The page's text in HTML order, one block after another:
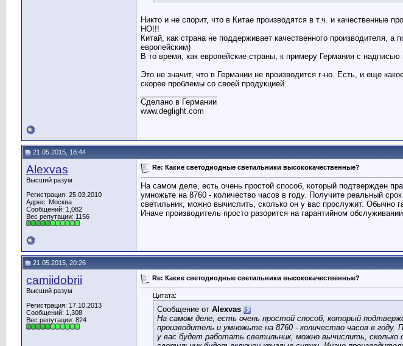
Никто и не спорит, что в Китае производятся в т.ч. и качественные
НО!!!
Китай, как страна не поддерживает качественного производителя, а
европейским)
В то время, как европейские страны, к примеру Германия с
Это не значит, что в Германии не производится г-но. Есть, и еще
скорее проблемы со своей продукцией.
Сделано в Германии
www.deglight.com
21.05.2015, 18:44
Alexvas
Высший разум
Регистрация: 25.03.2010
Адрес: Москва
Сообщений: 1,082
Вес репутации: 1156
Re: Какие светодиодные светильники высококачественные?
На самом деле, есть очень простой способ, который подтвержден
умножьте на 8760 - количество часов в году. Получите реальный
светильник, можно вычислить, сколько он у вас прослужит. Обычно
Иначе производитель просто разорится на гарантийном
21.05.2015, 20:26
camiidobrii
Высший разум
Регистрация: 17.10.2013
Сообщений: 1,308
Вес репутации: 824
Re: Какие светодиодные светильники высококачественные?
Цитата:
Сообщение от Alexvas
На самом деле, есть очень простой способ, который
производитель и умножьте на 8760 - количество часов в
у вас будет работать светильник, можно вычислить, сколько